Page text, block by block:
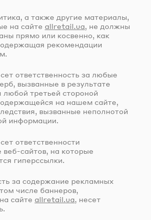
а также другие материалы,
на сайте allretail.ua, не должны
прямо или косвенно, как
рекомендации
ответственность за любые
вызванные в результате
любой третьей стороной
на нашем сайте,
вызванные неполнотой
информации.
ответственности
веб-сайтов , на которые
гиперссылки.
за содержание рекламных
числе баннеров,
сайте allretail.ua, несет